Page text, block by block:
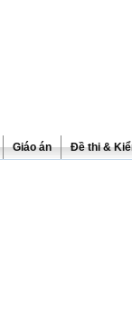
Giáo án Đề thi &